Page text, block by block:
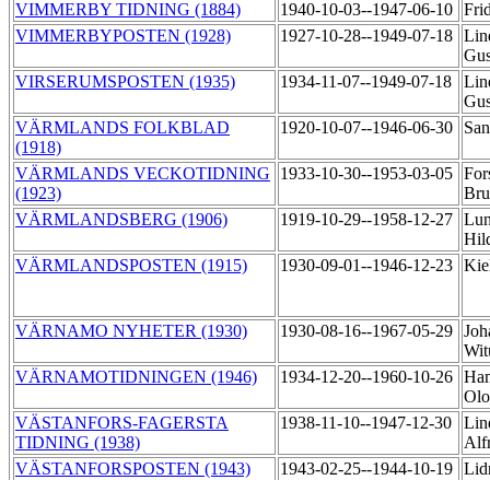
VIMMERBY TIDNING (1884)
1940-10-03--1947-06-10
VIMMERBYPOSTEN (1928)
1927-10-28--1949-07-18
VIRSERUMSPOSTEN (1935)
1934-11-07--1949-07-18
VÄRMLANDS FOLKBLAD
(1918)
1920-10-07--1946-06-30
VÄRMLANDS VECKOTIDNING
(1923)
1933-10-30--1953-03-05
VÄRMLANDSBERG (1906)
1919-10-29--1958-12-27
VÄRMLANDSPOSTEN (1915)
1930-09-01--1946-12-23
VÄRNAMO NYHETER (1930) 1930-08-16--1967-05-29
VÄRNAMOTIDNINGEN (1946)
1934-12-20--1960-10-26
VÄSTANFORS-FAGERSTA
TIDNING (1938)
1938-11-10--1947-12-30
VÄSTANFORSPOSTEN (1943)
1943-02-25--1944-10-19